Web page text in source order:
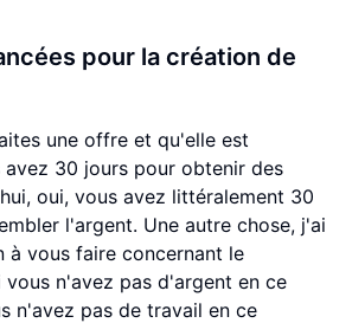
pour la création de
une offre et qu'elle est
avez 30 jours pour obtenir des
oui, vous avez littéralement 30
l'argent. Une autre chose, j'ai
à vous faire concernant le
vous n'avez pas d'argent en ce
n'avez pas de travail en ce